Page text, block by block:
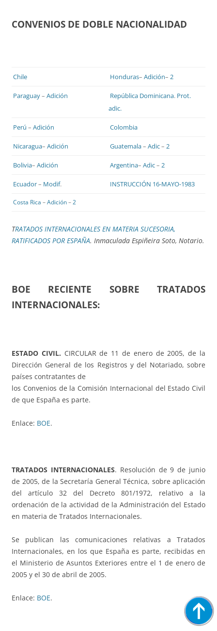
CONVENIOS DE DOBLE NACIONALIDAD
Chile Honduras– Adición– 2
Paraguay– Adición República Dominicana. Prot.
adic.
Perú – Adición Colombia
Nicaragua– Adición Guatemala– Adic– 2
Bolivia– Adición Argentina– Adic– 2
Ecuador– Modif. INSTRUCCIÓN 16-MAYO-1983
Costa Rica –Adición–2
TRATADOS INTERNACIONALES EN MATERIA SUCESORIA,
RATIFICADOS POR ESPAÑA. Inmaculada Espiñeira Soto, Notario.
BOE RECIENTE SOBRE TRATADOS
INTERNACIONALES:
ESTADO CIVIL. CIRCULAR de 11 de enero de 2005, de la
Dirección General de los Registros y del Notariado, sobre
países contratantes de
los Convenios de la Comisión Internacional del Estado Civil
de que España es parte.
Enlace: BOE.
TRATADOS INTERNACIONALES. Resolución de 9 de junio
de 2005, de la Secretaría General Técnica, sobre aplicación
del artículo 32 del Decreto 801/1972, relativo a la
ordenación de la actividad de la Administración del Estado
en materia de Tratados Internacionales.
Se publican las comunicaciones relativas a Tratados
Internacionales, en los que España es parte, recibidas en
el Ministerio de Asuntos Exteriores entre el 1 de enero de
2005 y el 30 de abril de 2005.
Enlace: BOE.